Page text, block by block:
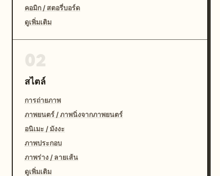
คอมิก / สตอรี่บอร์ด
ดูเพิ่มเติม
สไตล์
การถ่ายภาพ
ภาพยนตร์ / ภาพนิ่งจากภาพยนตร์
อนิเมะ / มังงะ
ภาพประกอบ
ภาพร่าง / ลายเส้น
ดูเพิ่มเติม